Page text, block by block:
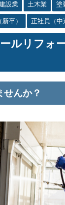
設業 土木業 塗
卒） 正社員（中
ルリフォ
せんか？